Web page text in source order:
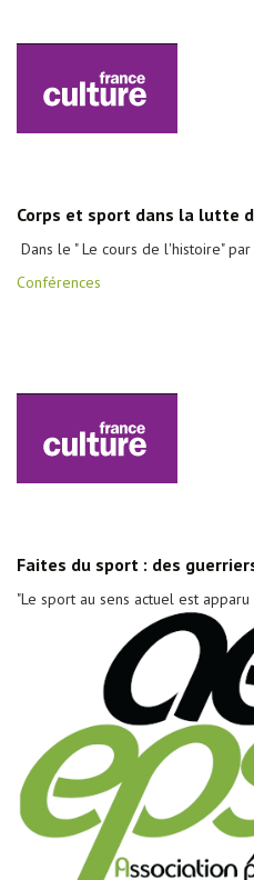
Corps et sport dans la lutte
Dans le " Le cours de l'histoire"
Conférences
Faites du sport : des
"Le sport au sens actuel est